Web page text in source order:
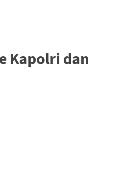
Kapolri dan